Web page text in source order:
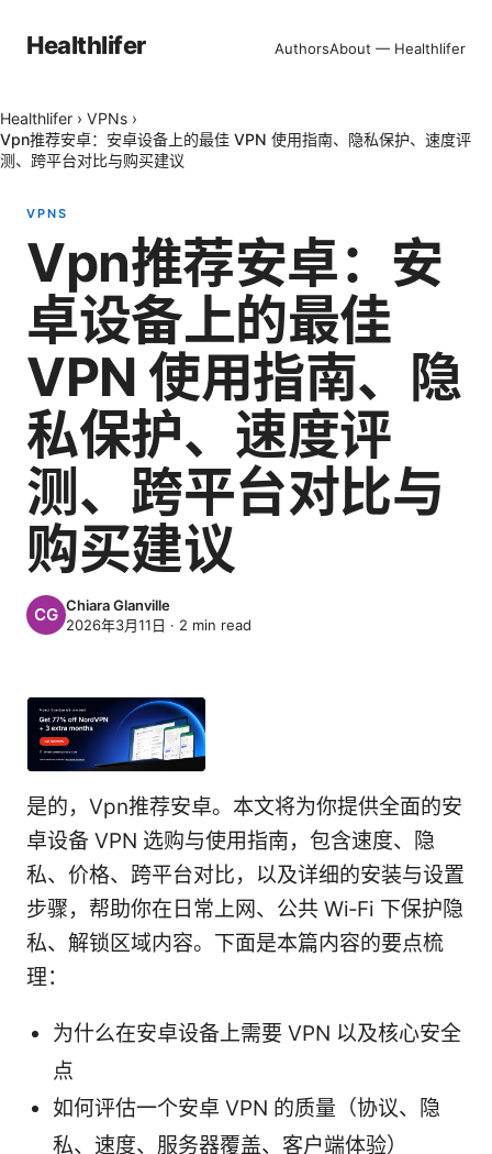
Healthlifer AuthorsAbout — Healthlifer
Healthlifer › VPNs ›
Vpn推荐安卓：安卓设备上的最佳 VPN 使用指南、隐私保护、速度评
测、跨平台对比与购买建议
VPNS
Vpn推荐安卓：安
卓设备上的最佳
VPN 使用指南、隐
私保护、速度评
测、跨平台对比与
购买建议
Chiara Glanville
2026年3月11日 · 2 min read
是的，Vpn推荐安卓。本文将为你提供全面的安
卓设备 VPN 选购与使用指南，包含速度、隐
私、价格、跨平台对比，以及详细的安装与设置
步骤，帮助你在日常上网、公共 Wi‑Fi 下保护隐
私、解锁区域内容。下面是本篇内容的要点梳
理：
为什么在安卓设备上需要 VPN 以及核心安全
点
如何评估一个安卓 VPN 的质量（协议、隐
私、速度、服务器覆盖、客户端体验）